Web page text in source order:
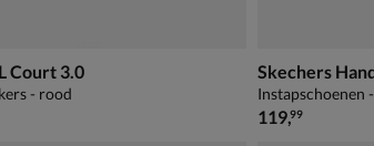
Court 3.0
- rood Instapschoenen
€ 119,99
119,99